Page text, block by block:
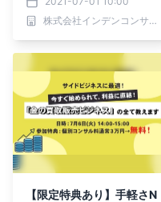
ます
株式会社インデンコンサルティング
【限定特典あり】手軽さN